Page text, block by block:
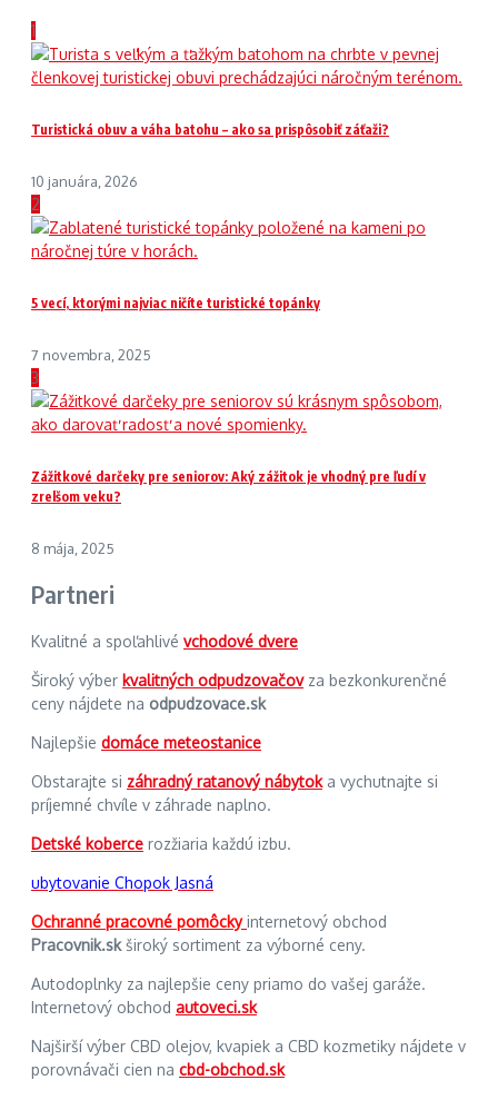
1
Turistická obuv a váha batohu – ako sa prispôsobiť záťaži?
10 januára, 2026
2
5 vecí, ktorými najviac ničíte turistické topánky
7 novembra, 2025
3
Zážitkové darčeky pre seniorov: Aký zážitok je vhodný pre ľudí v
zrelšom veku?
8 mája, 2025
Partneri
Kvalitné a spoľahlivé vchodové dvere
Široký výber kvalitných odpudzovačovza bezkonkurenčné
ceny nájdete na odpudzovace.sk
Najlepšie domáce meteostanice
Obstarajte si záhradný ratanový nábytoka vychutnajte si
príjemné chvíle v záhrade naplno.
Detské koberce rozžiaria každú izbu.
ubytovanie Chopok Jasná
Ochranné pracovné pomôckyinternetový obchod
Pracovnik.skširoký sortiment za výborné ceny.
Autodoplnky za najlepšie ceny priamo do vašej garáže.
Internetový obchod autoveci.sk
Najširší výber CBD olejov, kvapiek a CBD kozmetiky nájdete v
porovnávači cien na cbd-obchod.sk